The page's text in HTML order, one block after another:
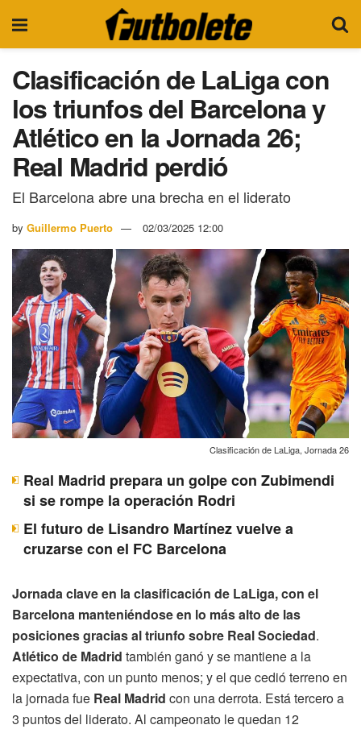
Clasificación de LaLiga con
los triunfos del Barcelona y
Atlético en la Jornada 26;
Real Madrid perdió
El Barcelona abre una brecha en el liderato
by Guillermo Puerto 02/03/2025 12:00
Clasificación de LaLiga, Jornada 26
Real Madrid prepara un golpe con Zubimendi
si se rompe la operación Rodri
El futuro de Lisandro Martínez vuelve a
cruzarse con el FC Barcelona
Jornada clave en la clasificación de LaLiga, con el
Barcelona manteniéndose en lo más alto de las
posiciones gracias al triunfo sobre Real Sociedad.
Atlético de Madrid también ganó y se mantiene a la
expectativa, con un punto menos; y el que cedió terreno en
la jornada fue Real Madrid con una derrota. Está tercero a
3 puntos del liderato. Al campeonato le quedan 12